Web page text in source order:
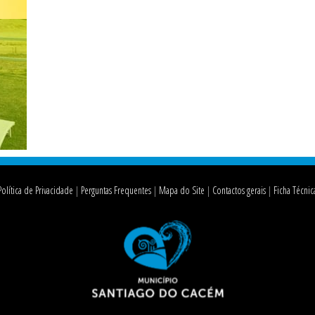
de Privacidade Perguntas Frequentes Mapa do Site Contactos gerais Ficha